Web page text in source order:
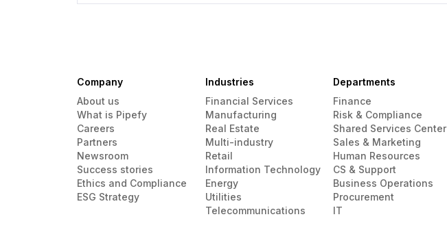
Company
About us
What is Pipefy
Careers
Partners
Newsroom
Success stories
Ethics and Compliance
ESG Strategy
Industries
Financial Services
Manufacturing
Real Estate
Multi-industry
Retail
Information Technology
Energy
Utilities
Telecommunications
Departments
Finance
Risk & Compliance
Shared Services Center
Sales & Marketing
Human Resources
CS & Support
Business Operations
Procurement
IT